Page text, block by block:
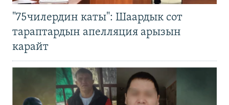
"75чилердин каты": Шаардык сот
тараптардын апелляция арызын
карайт